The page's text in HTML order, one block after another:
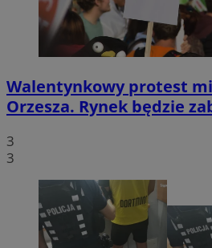
Walentynkowy protest
Orzesza. Rynek będzie
3
3